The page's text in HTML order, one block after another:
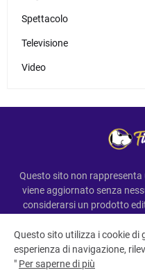
Spettacolo
Televisione
Video
Questo sito non
viene aggiornato senza
considerarsi un prodotto
All Right Reserved
Questo sito utilizza i cookie di
esperienza di navigazione,
" Per saperne di più